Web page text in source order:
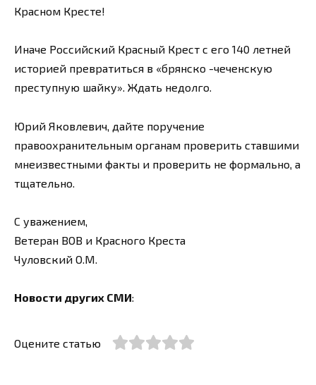
Красном Кресте!
Иначе Российский Красный Крест с его 140 летней
историей превратиться в «брянско -чеченскую
преступную шайку». Ждать недолго.
Юрий Яковлевич, дайте поручение
правоохранительным органам проверить ставшими
мнеизвестными факты и проверить не формально, а
тщательно.
С уважением,
Ветеран ВОВ и Красного Креста
Чуловский О.М.
Новости других СМИ:
Оцените статью